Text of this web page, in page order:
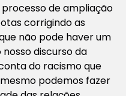
de ampliação
corrigindo as
não pode haver um
discurso da
do racismo que
podemos fazer